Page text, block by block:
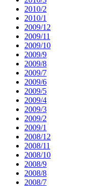
2010/2
2010/1
2009/12
2009/11
2009/10
2009/9
2009/8
2009/7
2009/6
2009/5
2009/4
2009/3
2009/2
2009/1
2008/12
2008/11
2008/10
2008/9
2008/8
2008/7